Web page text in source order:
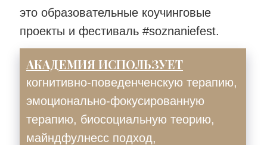
это образовательные коучинговые
проекты и фестиваль #soznaniefest.
когнитивно-поведенченскую терапию,
эмоционально-фокусированную
терапию, биосоциальную теорию,
майндфулнесс подход,
АКАДЕМИЯ ИСПОЛЬЗУЕТ